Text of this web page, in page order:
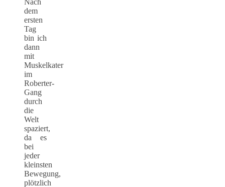
dem
ersten
Tag
bin ich
dann
mit
Muskelkater
im
Roberter-
Gang
durch
die
Welt
spaziert,
da es
bei
jeder
kleinsten
Bewegung,
plötzlich